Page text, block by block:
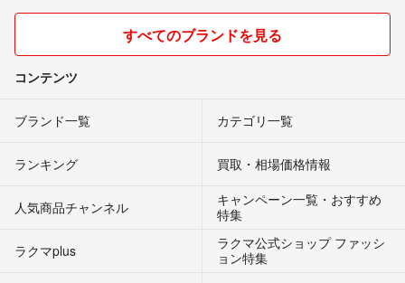
すべてのブランドを見る
コンテンツ
ブランド一覧 カテゴリ一覧
ランキング 買取・相場価格情報
人気商品チャンネル
キャンペーン一覧・おすすめ
特集
ラクマplus
ラクマ公式ショップ ファッシ
ョン特集